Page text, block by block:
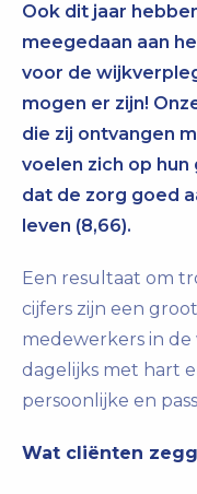
Ook dit jaar
meegedaan aan
voor de
mogen er zijn!
die zij ontvangen
voelen zich op hun
dat de zorg goed
leven (8,66).
Een resultaat om
cijfers zijn een
medewerkers in
dagelijks met hart
persoonlijke en
Wat cliënten